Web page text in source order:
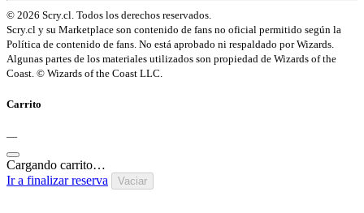
© 2026 Scry.cl. Todos los derechos reservados.
Scry.cl y su Marketplace son contenido de fans no oficial permitido según la
Política de contenido de fans. No está aprobado ni respaldado por Wizards.
Algunas partes de los materiales utilizados son propiedad de Wizards of the
Coast. © Wizards of the Coast LLC.
Carrito
—
Cargando carrito…
Ir a finalizar reserva
Vaciar